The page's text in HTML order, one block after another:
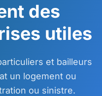
des
utiles
et bailleurs
un logement ou
ou sinistre.